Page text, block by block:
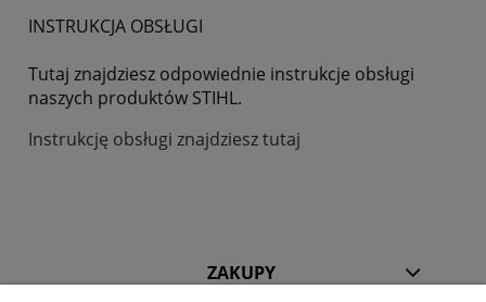
INSTRUKCJA OBSŁUGI
Tutaj znajdziesz odpowiednie instrukcje obsługi
naszych produktów STIHL.
Instrukcję obsługi znajdziesz tutaj
ZAKUPY